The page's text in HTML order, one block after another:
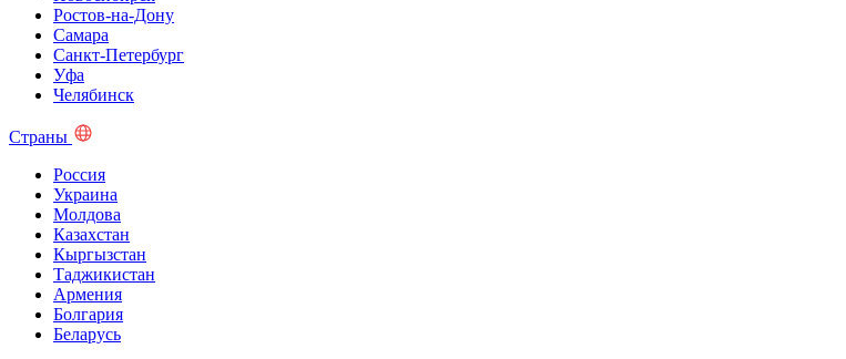
Ростов-на-Дону
Самара
Санкт-Петербург
Уфа
Челябинск
Страны
Россия
Украина
Молдова
Казахстан
Кыргызстан
Таджикистан
Армения
Болгария
Беларусь